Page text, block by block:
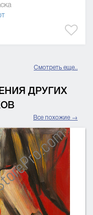
Смотреть еще..
ДРУГИХ
Все похожие →